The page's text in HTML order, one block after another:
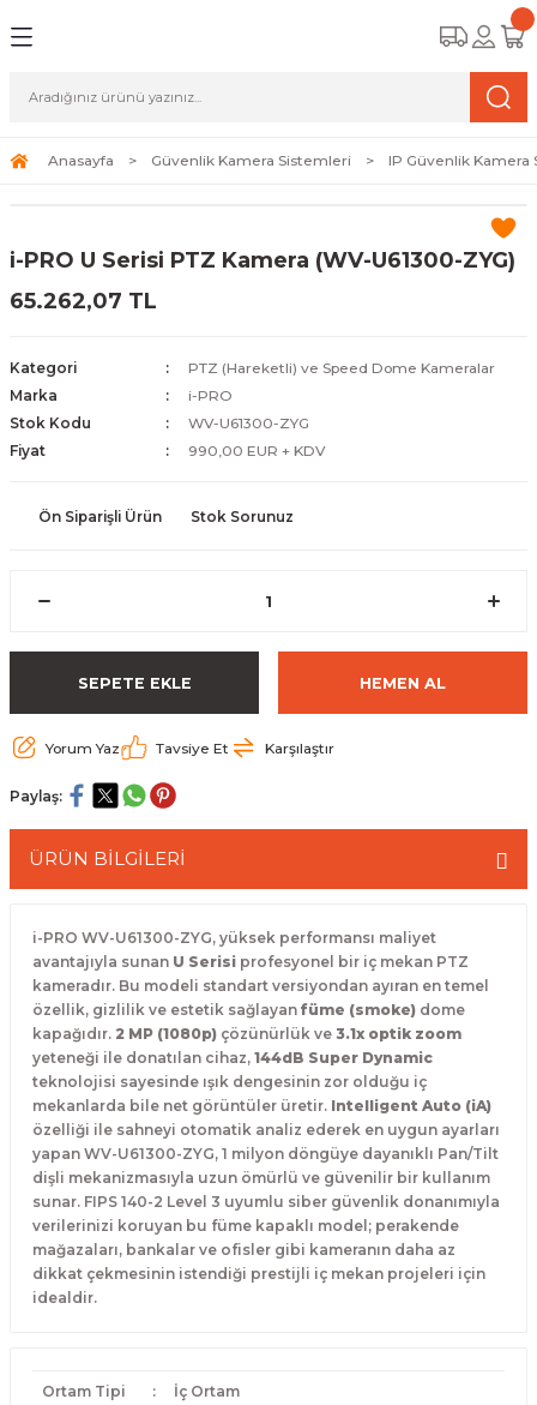
Sistemleri
Sistemleri (Network Kameraları)
ve Depolama Çözümleri
Kamera Lisansları
Güvenlik
Duvarı) Cihazları
Ağ Yönlendiricileri
Antivirüs Yazılımları
ve Depolama Ürünleri
SSD
Merkezi Altyapısı
İzleme
Anasayfa Güvenlik Kamera Sistemleri IP Güvenlik Kamera
i-PRO U Serisi PTZ Kamera (WV-U61300-ZYG)
65.262,07 TL
Kategori
PTZ (Hareketli) ve Speed Dome Kameralar
Marka
i-PRO
Stok Kodu
WV-U61300-ZYG
Fiyat
990,00 EUR + KDV
Ön Siparişli Ürün Stok Sorunuz
SEPETE EKLE HEMEN AL
Yorum Yaz Tavsiye Et Karşılaştır
Paylaş:
ÜRÜN BİLGİLERİ
i-PRO WV-U61300-ZYG, yüksek performansı maliyet
avantajıyla sunan U Serisi profesyonel bir iç mekan PTZ
kameradır. Bu modeli standart versiyondan ayıran en temel
özellik, gizlilik ve estetik sağlayan füme (smoke) dome
kapağıdır. 2 MP (1080p) çözünürlük ve 3.1x optik zoom
yeteneği ile donatılan cihaz, 144dB Super Dynamic
teknolojisi sayesinde ışık dengesinin zor olduğu iç
mekanlarda bile net görüntüler üretir. Intelligent Auto (iA)
özelliği ile sahneyi otomatik analiz ederek en uygun ayarları
yapan WV-U61300-ZYG, 1 milyon döngüye dayanıklı Pan/Tilt
dişli mekanizmasıyla uzun ömürlü ve güvenilir bir kullanım
sunar. FIPS 140-2 Level 3 uyumlu siber güvenlik donanımıyla
verilerinizi koruyan bu füme kapaklı model; perakende
mağazaları, bankalar ve ofisler gibi kameranın daha az
dikkat çekmesinin istendiği prestijli iç mekan projeleri için
idealdir.
Ortam Tipi : İç Ortam